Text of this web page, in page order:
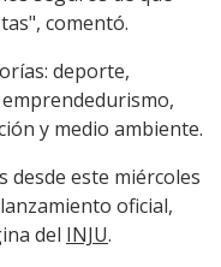
comentó.
deporte,
y medio ambiente.
desde este miércoles
oficial,
del INJU.